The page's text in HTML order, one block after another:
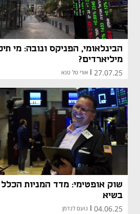
הבינלאומי, הפניקס ונובה: מי
מיליארדים?
27.07.25 אורי טל טנא
בשיא
04.06.25 נועם לנדמן